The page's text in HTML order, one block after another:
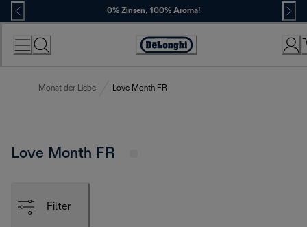
Skip
to
Content
0% Zinsen, 100% Aroma!
Erklärung
Zugänglichkeit
Monat der Liebe Love Month FR
Love Month FR
Filter